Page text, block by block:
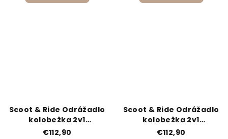
Scoot & Ride Odrážadlo
kolobežka 2v1
Highwaykick 1 kiwi
€112,90
Scoot & Ride Odrážadlo
kolobežka 2v1
Highwaykick 1 rose
€112,90